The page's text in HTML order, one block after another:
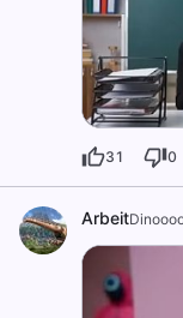
31 0
Arbeit